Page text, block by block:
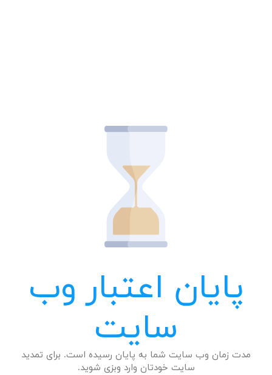
پایان اعتبار وب
سایت
مدت زمان وب سایت شما به پایان رسیده است. برای تمدید
سایت خودتان وارد وبزی شوید.